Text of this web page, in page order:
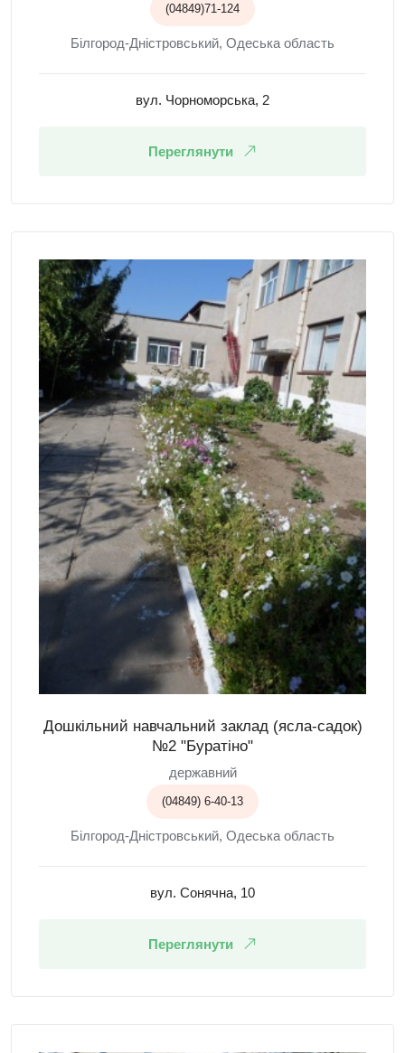
(04849)71-124
Білгород-Дністровський, Одеська область
вул. Чорноморська, 2
Переглянути
Дошкільний навчальний заклад (ясла-садок)
№2 "Буратіно"
державний
(04849) 6-40-13
Білгород-Дністровський, Одеська область
вул. Сонячна, 10
Переглянути